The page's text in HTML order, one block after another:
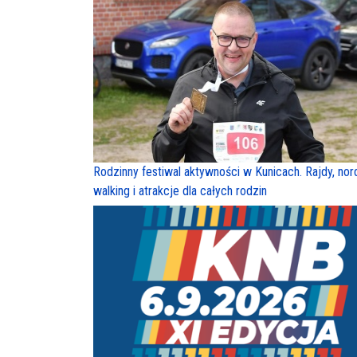
Rodzinny festiwal aktywności w Kunicach. Rajdy,
walking i atrakcje dla całych rodzin